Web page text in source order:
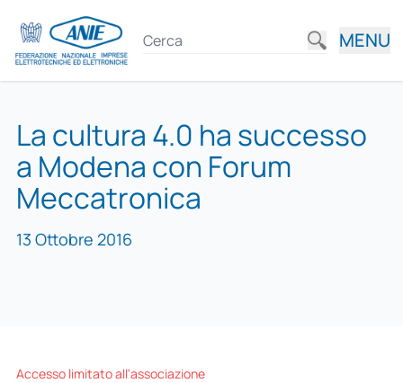
MENU
La cultura 4.0 ha successo
a Modena con Forum
Meccatronica
13 Ottobre 2016
Accesso limitato all'associazione